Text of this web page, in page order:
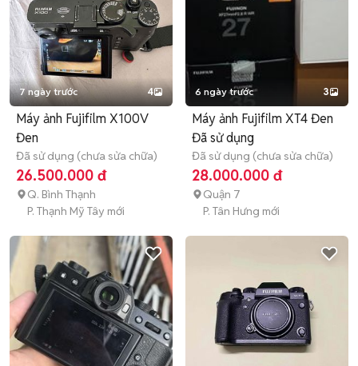
7 ngày trước 4
Máy ảnh Fujifilm X100V
Đen
Đã sử dụng (chưa sửa chữa)
26.500.000 đ
Q. Bình Thạnh
P. Thạnh Mỹ Tây mới
6 ngày trước 3
Máy ảnh Fujifilm XT4 Đen
Đã sử dụng
Đã sử dụng (chưa sửa chữa)
28.000.000 đ
Quận 7
P. Tân Hưng mới